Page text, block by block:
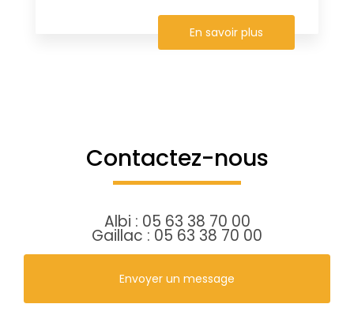
En savoir plus
Contactez-nous
Albi : 05 63 38 70 00
Gaillac : 05 63 38 70 00
Envoyer un message